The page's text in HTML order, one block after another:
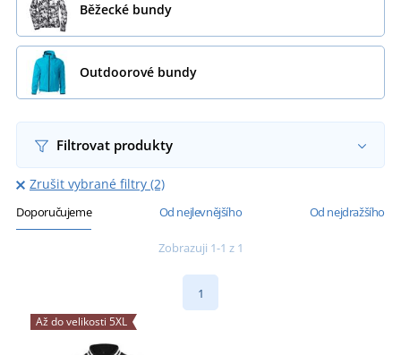
Běžecké bundy
Outdoorové bundy
Filtrovat produkty
Zrušit vybrané filtry (2)
Doporučujeme Od nejlevnějšího Od nejdražšího
Zobrazuji 1-1 z 1
1
Až do velikosti 5XL